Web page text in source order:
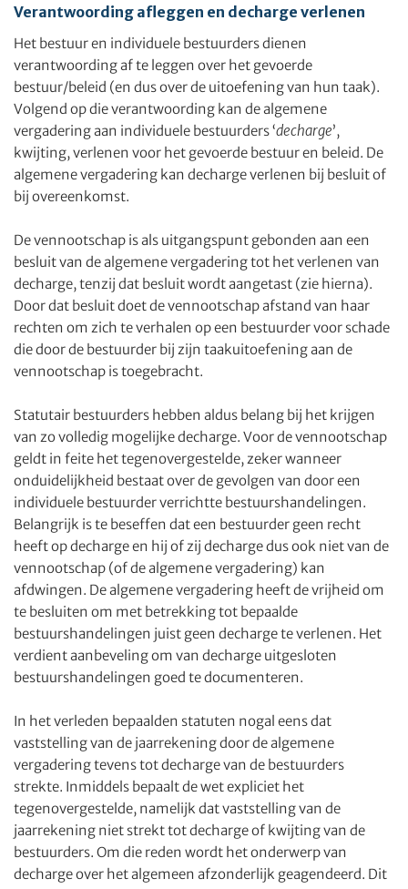
Verantwoording afleggen en decharge verlenen
Het bestuur en individuele bestuurders dienen
verantwoording af te leggen over het gevoerde
bestuur/beleid (en dus over de uitoefening van hun taak).
Volgend op die verantwoording kan de algemene
vergadering aan individuele bestuurders ‘decharge’,
kwijting, verlenen voor het gevoerde bestuur en beleid. De
algemene vergadering kan decharge verlenen bij besluit of
bij overeenkomst.
De vennootschap is als uitgangspunt gebonden aan een
besluit van de algemene vergadering tot het verlenen van
decharge, tenzij dat besluit wordt aangetast (zie hierna).
Door dat besluit doet de vennootschap afstand van haar
rechten om zich te verhalen op een bestuurder voor schade
die door de bestuurder bij zijn taakuitoefening aan de
vennootschap is toegebracht.
Statutair bestuurders hebben aldus belang bij het krijgen
van zo volledig mogelijke decharge. Voor de vennootschap
geldt in feite het tegenovergestelde, zeker wanneer
onduidelijkheid bestaat over de gevolgen van door een
individuele bestuurder verrichtte bestuurshandelingen.
Belangrijk is te beseffen dat een bestuurder geen recht
heeft op decharge en hij of zij decharge dus ook niet van de
vennootschap (of de algemene vergadering) kan
afdwingen. De algemene vergadering heeft de vrijheid om
te besluiten om met betrekking tot bepaalde
bestuurshandelingen juist geen decharge te verlenen. Het
verdient aanbeveling om van decharge uitgesloten
bestuurshandelingen goed te documenteren.
In het verleden bepaalden statuten nogal eens dat
vaststelling van de jaarrekening door de algemene
vergadering tevens tot decharge van de bestuurders
strekte. Inmiddels bepaalt de wet expliciet het
tegenovergestelde, namelijk dat vaststelling van de
jaarrekening niet strekt tot decharge of kwijting van de
bestuurders. Om die reden wordt het onderwerp van
decharge over het algemeen afzonderlijk geagendeerd. Dit